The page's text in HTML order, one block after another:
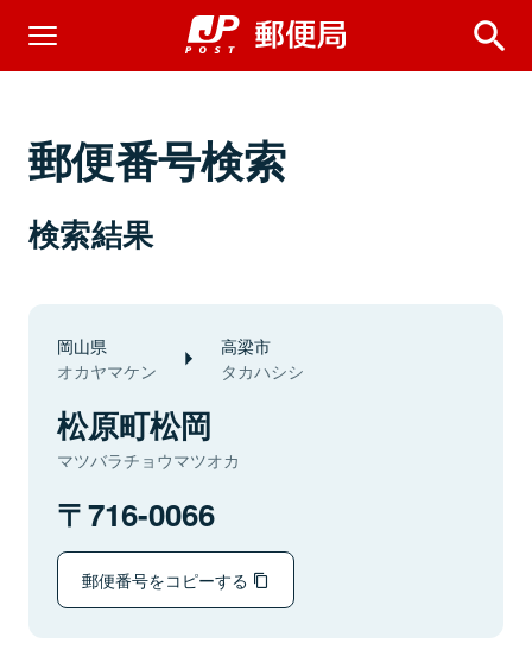
郵便番号検索
検索結果
岡山県
オカヤマケン
高梁市
タカハシシ
松原町松岡
マツバラチョウマツオカ
716-0066
郵便番号をコピーする